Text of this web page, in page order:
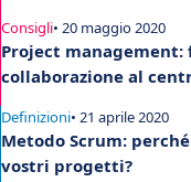
Consigli• 20 maggio 2020
Project management:
collaborazione al
Definizioni• 21 aprile 2020
Metodo Scrum:
vostri progetti?